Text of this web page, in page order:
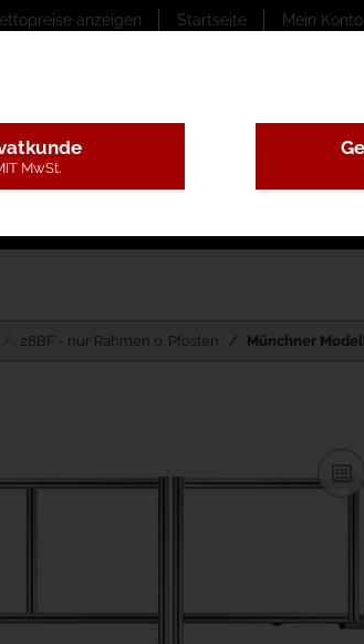
anzeigen Startseite Mein Konto
28BF - nur Rahmen o. Pfosten Münchner
MwSt.